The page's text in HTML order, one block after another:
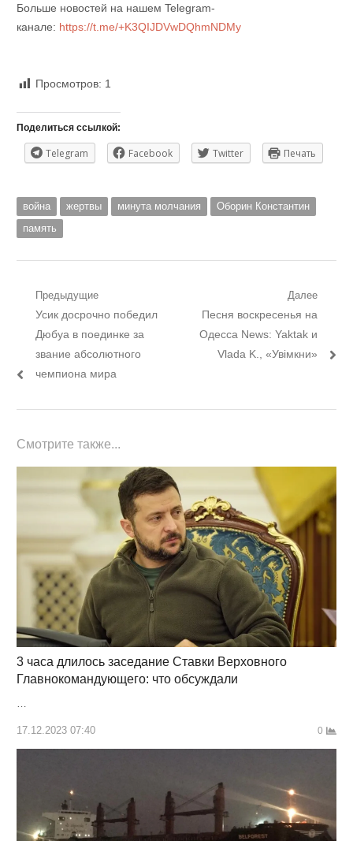
Больше новостей на нашем Telegram-
канале: https://t.me/+K3QIJDVwDQhmNDMy
Просмотров: 1
Поделиться ссылкой:
Telegram Facebook Twitter Печать
война жертвы минута молчания
Оборин Константин
память
Навигация
записям
Предыдущие
Предыдущий
пост:
Усик досрочно победил
Дюбуа в поединке за
звание абсолютного
чемпиона мира
Далее
Следующий
пост:
Песня воскресенья на
Одесса News: Yaktak и
Vlada K., «Увімкни»
Смотрите также...
3 часа длилось заседание Ставки Верховного
Главнокомандующего: что обсуждали
17.12.2023 07:40 0